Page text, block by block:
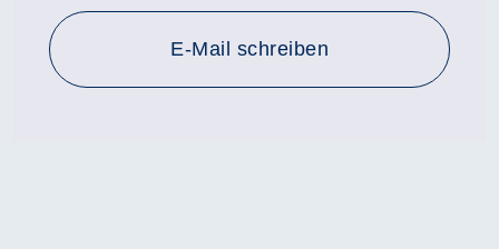
E-Mail schreiben